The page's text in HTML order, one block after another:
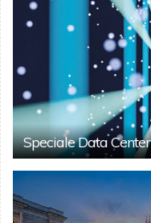
Speciale Data Center